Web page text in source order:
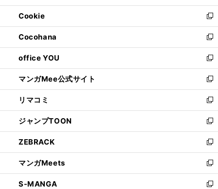
開
く
ウ
で
開
く
ン
ド
ウ
で
開
く
ウ
ィ
ン
ド
ウ
で
開
く
Cookie
新
し
い
ウ
ィ
ン
ド
ウ
で
開
く
Cocohana
新
し
い
ウ
ィ
ン
ド
ウ
で
開
く
office YOU
新
し
い
ウ
ィ
ン
ド
ウ
で
開
く
マンガMee公式サイト
新
し
い
ウ
ィ
ン
ド
ウ
で
開
く
リマコミ
新
し
い
ウ
ィ
ン
ド
ウ
で
ジャンプTOON
新
し
い
ウ
ィ
ン
ド
ZEBRACK
新
し
い
ウ
ィ
マンガMeets
新
し
い
S-MANGA
新